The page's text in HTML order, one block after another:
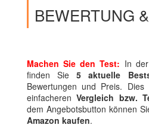
BEWERTUNG
Machen Sie den Test: In
finden Sie 5 aktuelle
Bewertungen und Preis.
einfacherenVergleich bzw.
dem Angebotsbutton können
Amazon kaufen.